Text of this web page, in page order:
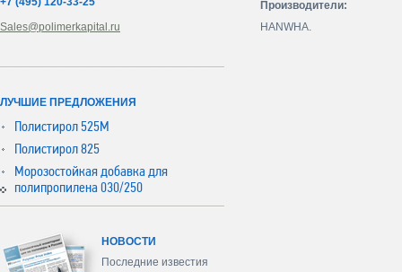
Sales@polimerkapital.ru
ЛУЧШИЕ ПРЕДЛОЖЕНИЯ
Полистирол 525М
Полистирол 825
Морозостойкая добавка для
полипропилена 030/250
НОВОСТИ
Последние известия
Производители:
HANWHA.